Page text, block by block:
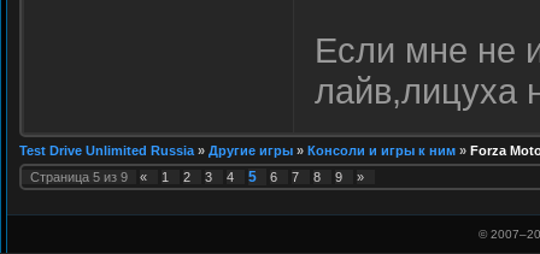
Если мне не
лайв,лицуха
Test Drive Unlimited Russia » Другие игры » Консоли и игры к ним » Forza
Страница 5 из 9 « 1 2 3 4 5 6 7 8 9 »
© 2007–